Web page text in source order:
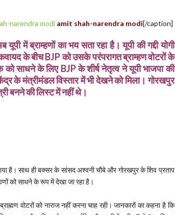
amit shah-narendra modi[/caption]
में ब्राम्हणों का भय सता रहा है। यूपी की गद्दी योगी
के बीचBJPको उसके परंपरागत ब्राम्हण वोटरों के
को साधने के लिए BJPके शीर्ष नेतृत्व ने यूपी भाजपा की
के मंत्रीमंडल विस्तार में भी देखने को मिला। गोरखपुर
बनने की लिस्ट में नहीं थे।
है। साथ ही बक्सर के सांसद अश्वनी चौबे और गोरखपुर के शिव प्रताप
को साधने के रूप में देखा जा रहा है।
वोटरों को नाराज नहीं करना चाह रही। जानकारों का कहना है कि